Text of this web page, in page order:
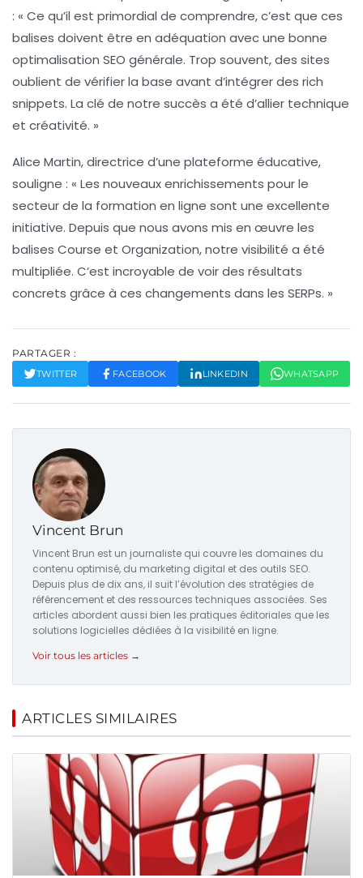
: « Ce qu’il est primordial de comprendre, c’est que ces
balises doivent être en adéquation avec une bonne
optimalisation SEO générale. Trop souvent, des sites
oublient de vérifier la base avant d’intégrer des rich
snippets. La clé de notre succès a été d’allier technique
et créativité. »
Alice Martin, directrice d’une plateforme éducative,
souligne : « Les nouveaux enrichissements pour le
secteur de la formation en ligne sont une excellente
initiative. Depuis que nous avons mis en œuvre les
balises Course et Organization, notre visibilité a été
multipliée. C’est incroyable de voir des résultats
concrets grâce à ces changements dans les SERPs. »
PARTAGER :
TWITTER FACEBOOK LINKEDIN WHATSAPP
Vincent Brun
Vincent Brun est un journaliste qui couvre les domaines du
contenu optimisé, du marketing digital et des outils SEO.
Depuis plus de dix ans, il suit l’évolution des stratégies de
référencement et des ressources techniques associées. Ses
articles abordent aussi bien les pratiques éditoriales que les
solutions logicielles dédiées à la visibilité en ligne.
Voir tous les articles →
ARTICLES SIMILAIRES